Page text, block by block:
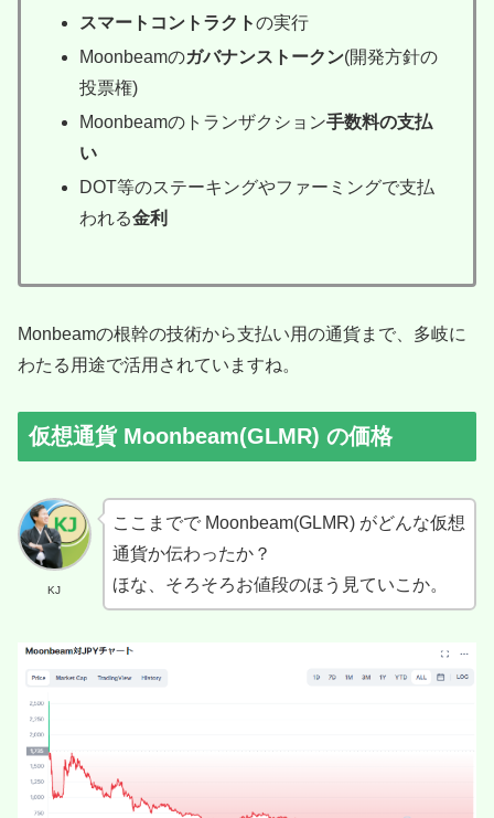
スマートコントラクトの実行
Moonbeamのガバナンストークン(開発方針の
投票権)
Moonbeamのトランザクション手数料の支払
い
DOT等のステーキングやファーミングで支払
われる金利
Monbeamの根幹の技術から支払い用の通貨まで、多岐に
わたる用途で活用されていますね。
仮想通貨 Moonbeam(GLMR) の価格
KJ
ここまでで Moonbeam(GLMR) がどんな仮想
通貨か伝わったか？
ほな、そろそろお値段のほう見ていこか。